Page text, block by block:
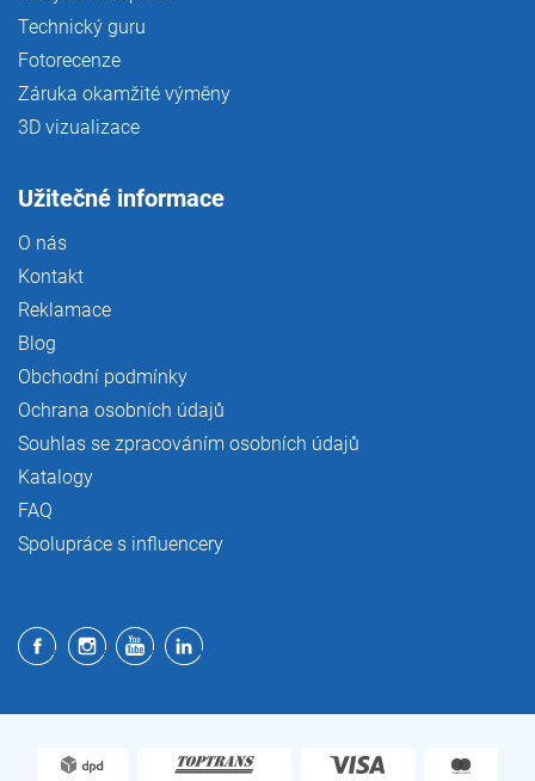
Technický guru
Fotorecenze
Záruka okamžité výměny
3D vizualizace
Užitečné informace
O nás
Kontakt
Reklamace
Blog
Obchodní podmínky
Ochrana osobních údajů
Souhlas se zpracováním osobních údajů
Katalogy
FAQ
Spolupráce s influencery